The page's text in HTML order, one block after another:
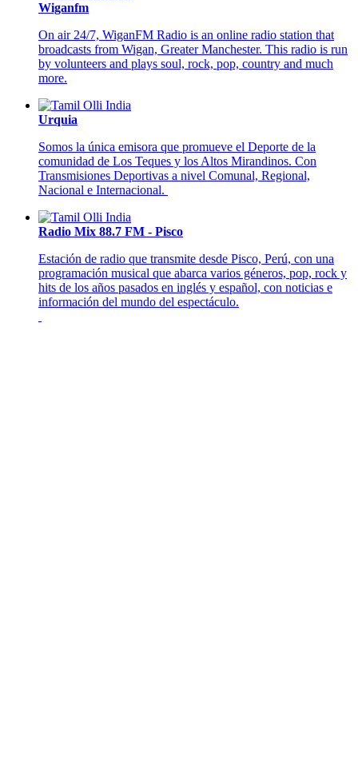
Wiganfm
On air 24/7, WiganFM Radio is an online radio station that
broadcasts from Wigan, Greater Manchester. This radio is run
by volunteers and plays soul, rock, pop, country and much
more.
Urquia
Somos la única emisora que promueve el Deporte de la
comunidad de Los Teques y los Altos Mirandinos. Con
Transmisiones Deportivas a nivel Comunal, Regional,
Nacional e Internacional.
Radio Mix 88.7 FM - Pisco
Estación de radio que transmite desde Pisco, Perú, con una
programación musical que abarca varios géneros, pop, rock y
hits de los años pasados en inglés y español, con noticias e
información del mundo del espectáculo.